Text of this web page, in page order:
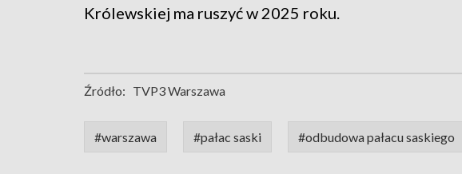
Królewskiej ma ruszyć w 2025 roku.
Źródło: TVP3 Warszawa
#warszawa #pałac saski #odbudowa pałacu saskiego